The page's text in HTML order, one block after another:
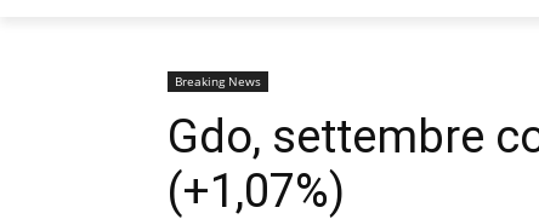
Breaking News
Gdo, settembre
(+1,07%)